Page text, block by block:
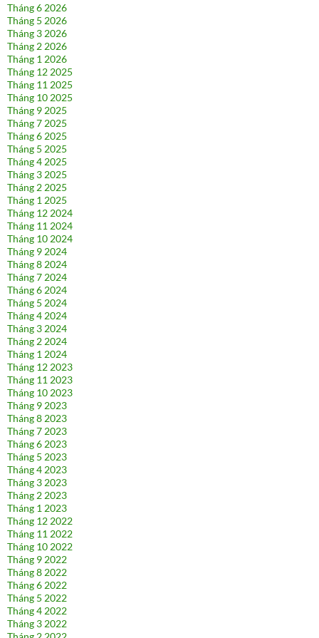
Tháng 6 2026
Tháng 5 2026
Tháng 3 2026
Tháng 2 2026
Tháng 1 2026
Tháng 12 2025
Tháng 11 2025
Tháng 10 2025
Tháng 9 2025
Tháng 7 2025
Tháng 6 2025
Tháng 5 2025
Tháng 4 2025
Tháng 3 2025
Tháng 2 2025
Tháng 1 2025
Tháng 12 2024
Tháng 11 2024
Tháng 10 2024
Tháng 9 2024
Tháng 8 2024
Tháng 7 2024
Tháng 6 2024
Tháng 5 2024
Tháng 4 2024
Tháng 3 2024
Tháng 2 2024
Tháng 1 2024
Tháng 12 2023
Tháng 11 2023
Tháng 10 2023
Tháng 9 2023
Tháng 8 2023
Tháng 7 2023
Tháng 6 2023
Tháng 5 2023
Tháng 4 2023
Tháng 3 2023
Tháng 2 2023
Tháng 1 2023
Tháng 12 2022
Tháng 11 2022
Tháng 10 2022
Tháng 9 2022
Tháng 8 2022
Tháng 6 2022
Tháng 5 2022
Tháng 4 2022
Tháng 3 2022